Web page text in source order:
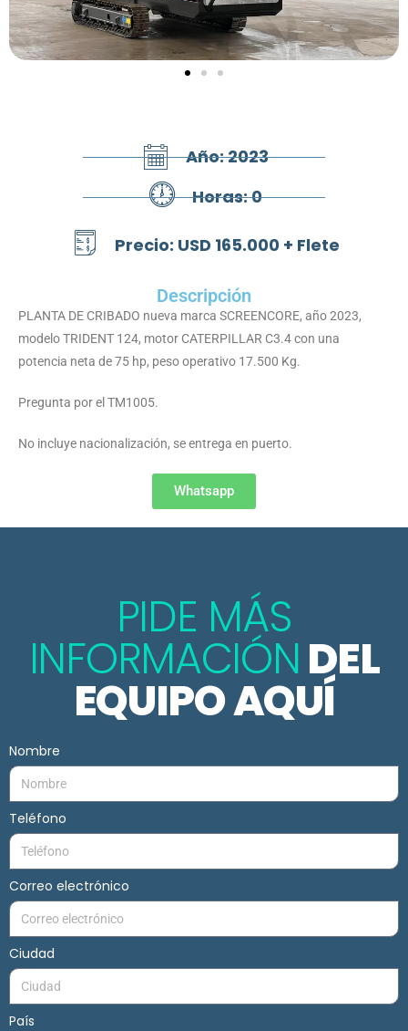
Año: 2023
Horas: 0
Precio: USD 165.000 + Flete
Descripción
PLANTA DE CRIBADO nueva marca SCREENCORE, año 2023,
modelo TRIDENT 124, motor CATERPILLAR C3.4 con una
potencia neta de 75 hp, peso operativo 17.500 Kg.
Pregunta por el TM1005.
No incluye nacionalización, se entrega en puerto.
Whatsapp
PIDE MÁS
INFORMACIÓNDEL
EQUIPO AQUÍ
Nombre
Teléfono
Correo electrónico
Ciudad
País